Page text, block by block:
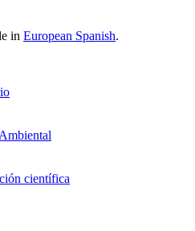
in European Spanish.
científica